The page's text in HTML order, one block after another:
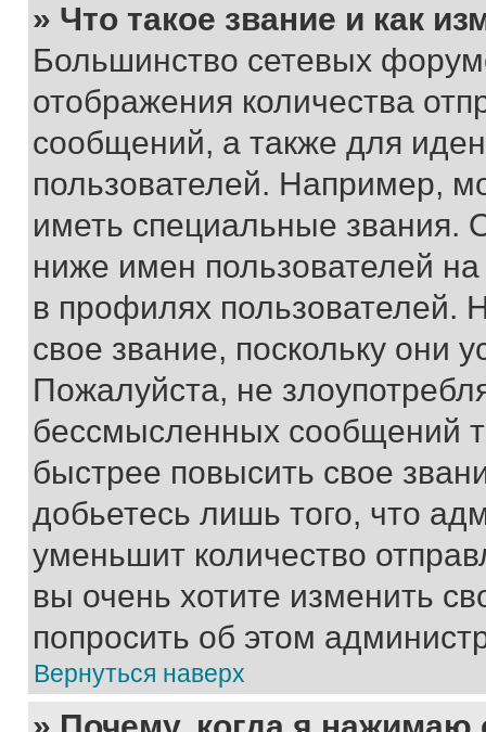
» Что такое звание и как
Большинство сетевых
отображения количества
сообщений, а также для
пользователей. Например,
иметь специальные звания.
ниже имен пользователей
в профилях
свое звание, поскольку они
Пожалуйста, не
бессмысленных сообщений
быстрее повысить свое
добьетесь лишь того, что
уменьшит количество
вы очень хотите изменить
попросить об этом
Вернуться наверх